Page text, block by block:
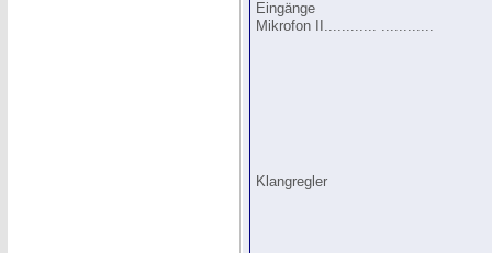
Eingänge
Mikrofon II............ ............
Klangregler